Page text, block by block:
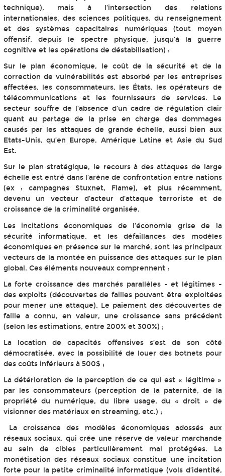
technique), mais à l’intersection des relations
internationales, des sciences politiques, du renseignement
et des systèmes capacitaires numériques (tout moyen
offensif, depuis le spectre physique, jusqu’à la guerre
cognitive et les opérations de déstabilisation) :
Sur le plan économique, le coût de la sécurité et de la
correction de vulnérabilités est absorbé par les entreprises
affectées, les consommateurs, les États, les opérateurs de
télécommunications et les fournisseurs de services. Le
secteur souffre de l’absence d’un cadre de régulation clair
quant au partage de la prise en charge des dommages
causés par les attaques de grande échelle, aussi bien aux
Etats-Unis, qu’en Europe, Amérique Latine et Asie du Sud
Est.
Sur le plan stratégique, le recours à des attaques de large
échelle est entré dans l’arène de confrontation entre nations
(ex : campagnes Stuxnet, Flame), et plus récemment,
devenu un vecteur d’acteur d’attaque terroriste et de
croissance de la criminalité organisée.
Les incitations économiques de l’économie grise de la
sécurité informatique, et les défaillances des modèles
économiques en présence sur le marché, sont les principaux
vecteurs de la montée en puissance des attaques sur le plan
global. Ces éléments nouveaux comprennent :
La forte croissance des marchés parallèles - et légitimes -
des exploits (découvertes de failles pouvant être exploitées
pour mener une attaque). Le paiement des découvertes de
faille a connu, en valeur, une croissance sans précédent
(selon les estimations, entre 200% et 300%) ;
La location de capacités offensives s’est de son côté
démocratisée, avec la possibilité de louer des botnets pour
des coûts inférieurs à 500$ ;
La détérioration de la perception de ce qui est « légitime »
par les consommateurs (perception de la paternité, de la
propriété du numérique, du libre usage, du « droit » de
visionner des matériaux en streaming, etc.) ;
La croissance des modèles économiques adossés aux
réseaux sociaux, qui crée une réserve de valeur marchande
au sein de cibles particulièrement mal protégées. La
monétisation des réseaux sociaux constitue une incitation
forte pour la petite criminalité informatique (vols d’identité,